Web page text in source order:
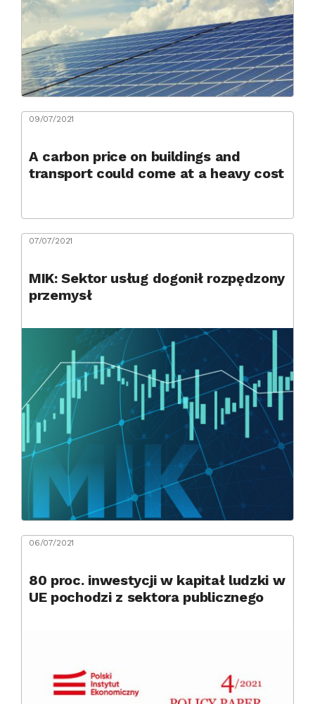
09/07/2021
A carbon price on buildings and
transport could come at a heavy cost
07/07/2021
MIK: Sektor usług dogonił rozpędzony
przemysł
06/07/2021
80 proc. inwestycji w kapitał ludzki w
UE pochodzi z sektora publicznego